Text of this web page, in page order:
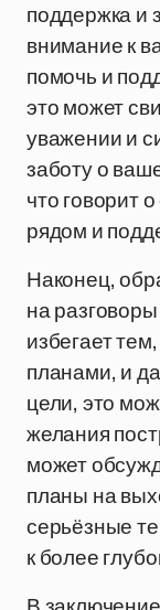
поддержка и
внимание к
помочь и
это может
уважении и
заботу о
что говорит
рядом и
Наконец,
на
избегает
планами, и
цели, это
желания
может
планы на
серьёзные
к более